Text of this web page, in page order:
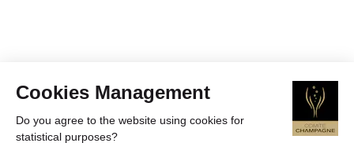
Cookies Management
Do you agree to the website using cookies for
statistical purposes?